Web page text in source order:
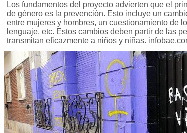
Los fundamentos del proyecto advierten que el
de género es la prevención. Esto incluye un
entre mujeres y hombres, un cuestionamiento de
lenguaje, etc. Estos cambios deben partir de las
transmitan eficazmente a niños y niñas.